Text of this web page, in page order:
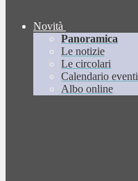
Novità
Panoramica
Le notizie
Le circolari
Calendario eventi
Albo online